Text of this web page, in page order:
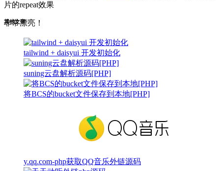
片的repeat效果
非常漂亮！
其他文章：
tailwind + daisyui 开发初始化
suning云盘解析源码[PHP]
将BCS的bucket文件保存到本地[PHP]
y.qq.com-php获取QQ音乐外链源码